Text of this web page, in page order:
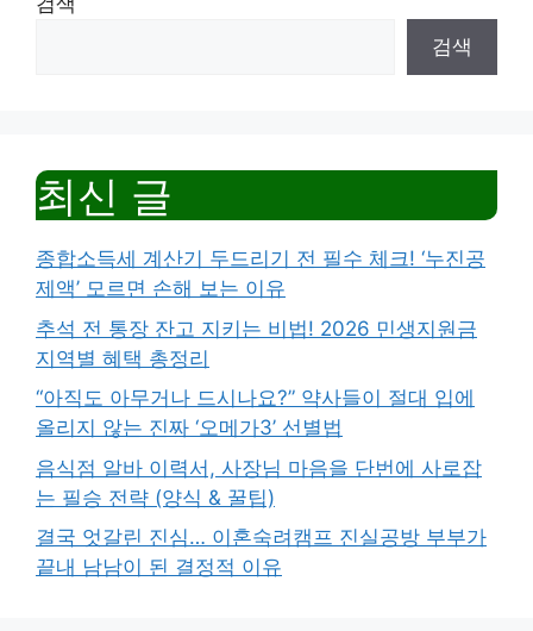
검색
최신 글
종합소득세 계산기 두드리기 전 필수 체크! ‘누진공
제액’ 모르면 손해 보는 이유
추석 전 통장 잔고 지키는 비법! 2026 민생지원금
지역별 혜택 총정리
“아직도 아무거나 드시나요?” 약사들이 절대 입에
올리지 않는 진짜 ‘오메가3’ 선별법
음식점 알바 이력서, 사장님 마음을 단번에 사로잡
는 필승 전략 (양식 & 꿀팁)
결국 엇갈린 진심… 이혼숙려캠프 진실공방 부부가
끝내 남남이 된 결정적 이유